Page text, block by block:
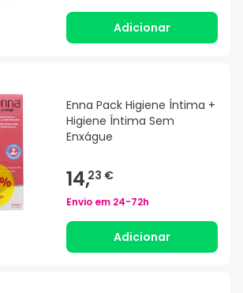
Adicionar
Enna Pack Higiene Íntima +
Higiene Íntima Sem
Enxágue
14,23 €
Envio em 24-72h
Adicionar